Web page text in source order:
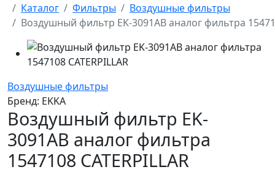
Главная
Каталог Фильтры
Воздушные фильтры
Воздушный фильтр EK-3091AB аналог фильтра
Воздушные фильтры
Бренд: EKKA
Воздушный фильтр EK-
3091AB аналог фильтра
1547108 CATERPILLAR